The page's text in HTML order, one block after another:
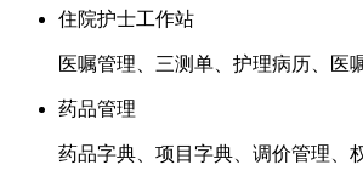
住院护士工作站
医嘱管理、三测单、护理病历、医
药品管理
药品字典、项目字典、调价管理、